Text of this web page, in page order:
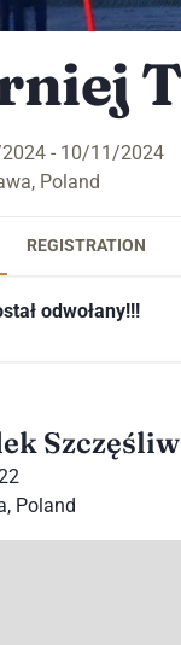
- 10/11/2024
, Poland
REGISTRATION
odwołany!!!
, Poland